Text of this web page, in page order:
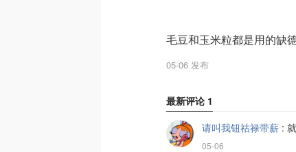
毛豆和玉米粒都是用的缺
05-06 发布
最新评论 1
请叫我钮祜禄带薪 :
05-06